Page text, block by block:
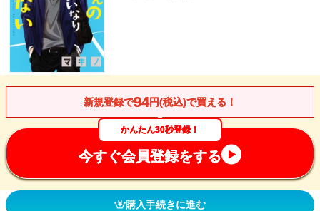
新規登録で94円(税込)で買える！
かんたん30秒登録！
今すぐ会員登録をする
購入手続きに進む